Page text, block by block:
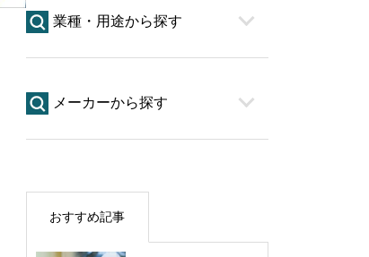
業種・用途から探す
メーカーから探す
おすすめ記事